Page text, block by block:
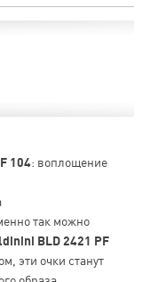
104: воплощение
так можно
BLD 2421 PF
эти очки станут